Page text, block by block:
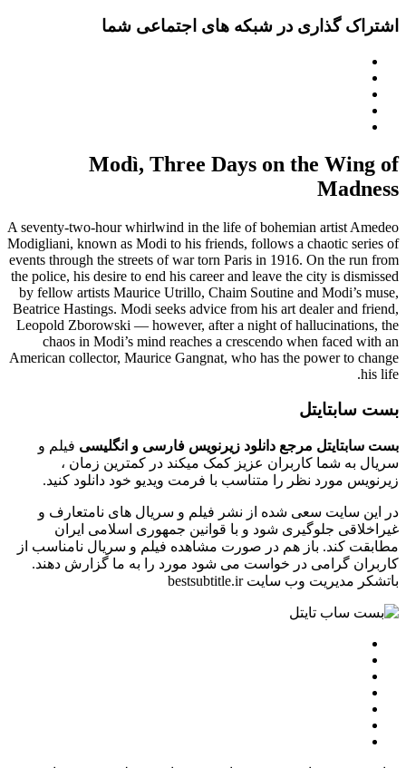
اشتراک گذاری در شبکه های اجتماعی شما
Modì, Three Days on the Wing of
Madness
A seventy-two-hour whirlwind in the life of bohemian artist Amedeo
Modigliani, known as Modi to his friends, follows a chaotic series of
events through the streets of war torn Paris in 1916. On the run from
the police, his desire to end his career and leave the city is dismissed
by fellow artists Maurice Utrillo, Chaim Soutine and Modi’s muse,
Beatrice Hastings. Modi seeks advice from his art dealer and friend,
Leopold Zborowski — however, after a night of hallucinations, the
chaos in Modi’s mind reaches a crescendo when faced with an
American collector, Maurice Gangnat, who has the power to change
his life.
بست سابتایتل
بست سابتایتل مرجع دانلود زیرنویس فارسی و انگلیسی فیلم و
سریال به شما کاربران عزیز کمک میکند در کمترین زمان ،
زیرنویس مورد نظر را متناسب با فرمت ویدیو خود دانلود کنید.
در این سایت سعی شده از نشر فیلم و سریال های نامتعارف و
غیراخلاقی جلوگیری شود و با قوانین جمهوری اسلامی ایران
مطابقت کند. باز هم در صورت مشاهده فیلم و سریال نامناسب از
کاربران گرامی در خواست می شود مورد را به ما گزارش دهند.
باتشکر مدیریت وب سایت bestsubtitle.ir